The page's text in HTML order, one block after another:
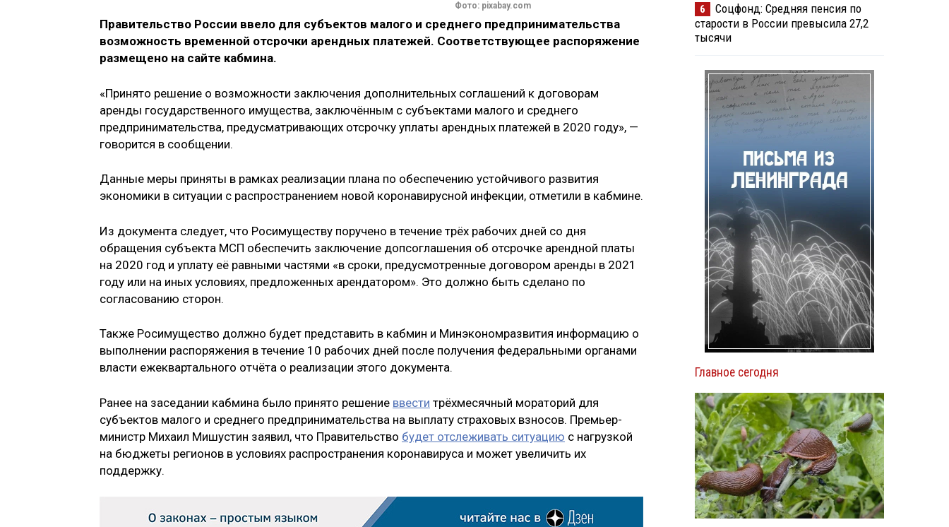
Фото: pixabay.com
Правительство России ввело для субъектов малого и среднего предпринимательства
возможность временной отсрочки арендных платежей. Соответствующее распоряжение
размещено на сайте кабмина.
«Принято решение о возможности заключения дополнительных соглашений к договорам
аренды государственного имущества, заключённым с субъектами малого и среднего
предпринимательства, предусматривающих отсрочку уплаты арендных платежей в 2020 году», —
говорится в сообщении.
Данные меры приняты в рамках реализации плана по обеспечению устойчивого развития
экономики в ситуации с распространением новой коронавирусной инфекции, отметили в кабмине.
Из документа следует, что Росимуществу поручено в течение трёх рабочих дней со дня
обращения субъекта МСП обеспечить заключение допсоглашения об отсрочке арендной платы
на 2020 год и уплату её равными частями «в сроки, предусмотренные договором аренды в 2021
году или на иных условиях, предложенных арендатором». Это должно быть сделано по
согласованию сторон.
Также Росимущество должно будет представить в кабмин и Минэкономразвития информацию о
выполнении распоряжения в течение 10 рабочих дней после получения федеральными органами
власти ежеквартального отчёта о реализации этого документа.
Ранее на заседании кабмина было принято решение ввести трёхмесячный мораторий для
субъектов малого и среднего предпринимательства на выплату страховых взносов. Премьер-
министр Михаил Мишустин заявил, что Правительство будет отслеживать ситуацию с нагрузкой
на бюджеты регионов в условиях распространения коронавируса и может увеличить их
поддержку.
6
Соцфонд: Средняя пенсия по
старости в России превысила 27,2
тысячи
Главное сегодня